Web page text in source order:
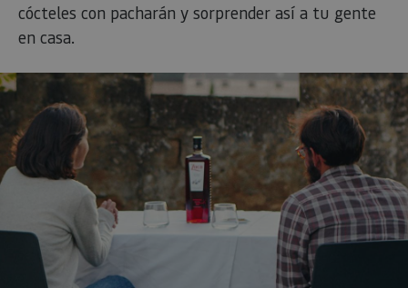
cócteles con pacharán y sorprender así a tu gente
en casa.